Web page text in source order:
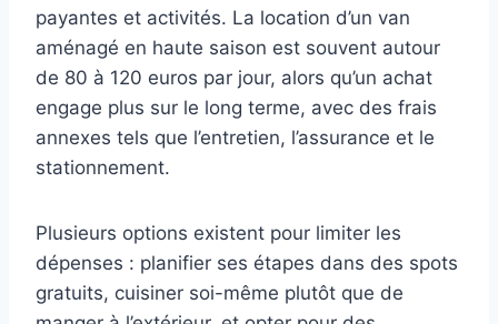
payantes et activités. La location d’un van
aménagé en haute saison est souvent autour
de 80 à 120 euros par jour, alors qu’un achat
engage plus sur le long terme, avec des frais
annexes tels que l’entretien, l’assurance et le
stationnement.
Plusieurs options existent pour limiter les
dépenses : planifier ses étapes dans des spots
gratuits, cuisiner soi-même plutôt que de